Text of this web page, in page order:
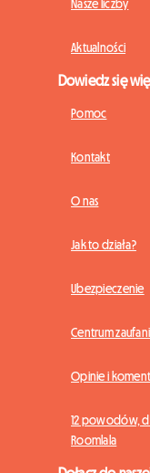
Nasze liczby
Aktualności
Dowiedz się
Pomoc
Kontakt
O nas
Jak to działa?
Ubezpieczenie
Centrum
Opinie i
12 powodów,
Roomlala